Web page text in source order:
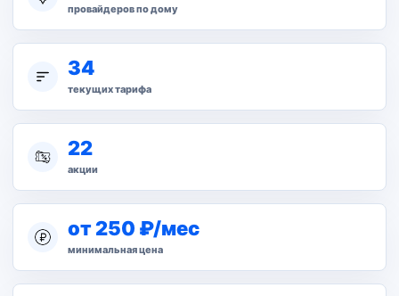
провайдеров по дому
34
текущих тарифа
22
акции
от 250 ₽/мес
минимальная цена